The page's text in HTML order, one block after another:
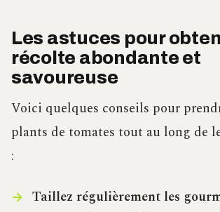
Les astuces pour
récolte abondante et
savoureuse
Voici quelques conseils pour
plants de tomates tout au long de
:
Taillez régulièrement les